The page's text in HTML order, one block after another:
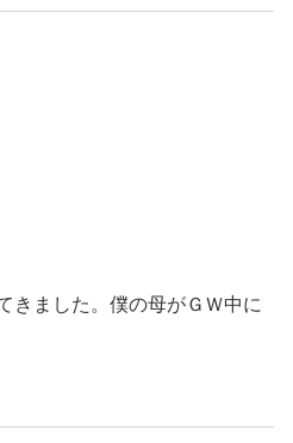
きました。僕の母がＧＷ中に